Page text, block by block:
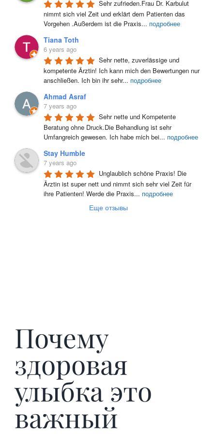
Sehr zufrieden.Frau Dr. Karbulut
nimmt sich viel Zeit und erklärt dem Patienten das
Vorgehen .Außerdem ist die Praxis... подробнее
Tiana Toth
6 years ago
Sehr nette, zuverlässige und
kompetente Ärztin! Ich kann mich den Bewertungen nur
anschließen. Ich bin ihr sehr... подробнее
Ahmad Asraf
7 years ago
Sehr nette und Kompetente
Beratung ohne Druck.Die Behandlung ist sehr
Umfangreich gewesen. Ich habe mich bei... подробнее
Stay Humble
7 years ago
Unglaublich schöne Praxis! Die
Ärztin ist super nett und nimmt sich sehr viel Zeit für
ihre Patienten! Werde die Praxis... подробнее
Еще отзывы
Почему
здоровая
улыбка это
важный